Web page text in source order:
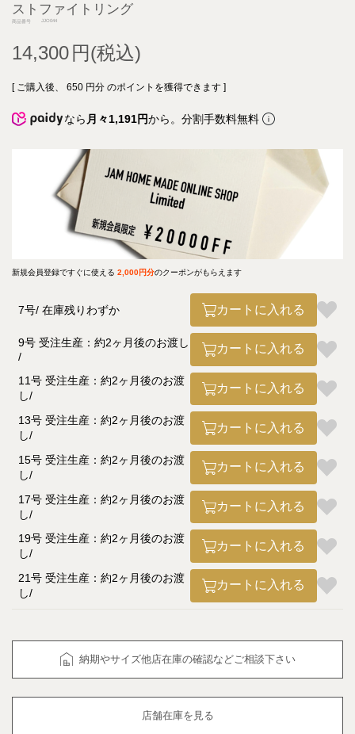
ストファイトリング
商品番号 JJO044
14,300
[ ご購入後、 650 円分 のポイントを獲得できます ]
なら 月々1,191円から。分割手数料無料
新規会員登録ですぐに使える 2,000円分のクーポンがもらえます
7号 在庫残りわずか カートに入れる
9号 受注生産：約2ヶ月後のお渡し カートに入れる
11号 受注生産：約2ヶ月後のお渡
し
カートに入れる
13号 受注生産：約2ヶ月後のお渡
し
カートに入れる
15号 受注生産：約2ヶ月後のお渡
し
カートに入れる
17号 受注生産：約2ヶ月後のお渡
し
カートに入れる
19号 受注生産：約2ヶ月後のお渡
し
カートに入れる
21号 受注生産：約2ヶ月後のお渡
し
カートに入れる
納期やサイズ他店在庫の確認などご相談下さい
店舗在庫を見る